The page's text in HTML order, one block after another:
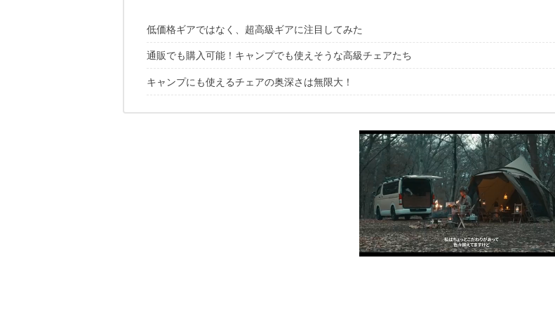
低価格ギアではなく、超高級ギアに注目してみた
通販でも購入可能！キャンプでも使えそうな高級チェアたち
藤栄「ニーチェアX」／定価：33,000円（税抜き）
イル ビゾンテ「レザーウッドチェア」／定価：115,000円（税抜き）
Cuero「BKFチェア」／定価：127,000円（税抜き）
カッシーナ「(UNI CREDIT PAVILLION PROJECT) 298」／定価：240,000円（税抜き）
キャンプにも使えるチェアの奥深さは無限大！
この流れでコスパ◎なチェアを見ると感動しちゃう？